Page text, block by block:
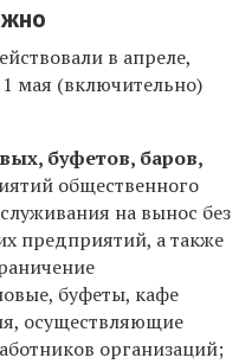
в апреле,
мая (включительно)
буфетов, баров,
общественного
на вынос без
предприятий, а также
буфеты, кафе
осуществляющие
организаций;